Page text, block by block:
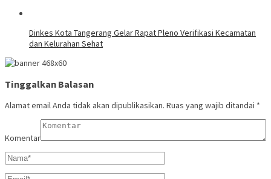
Dinkes Kota Tangerang Gelar Rapat Pleno Verifikasi Kecamatan
dan Kelurahan Sehat
Tinggalkan Balasan
Alamat email Anda tidak akan dipublikasikan. Ruas yang wajib ditandai *
Komentar